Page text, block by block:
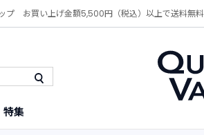
プ お買い上げ金額5,500円（税込）以上で送料無料
特集